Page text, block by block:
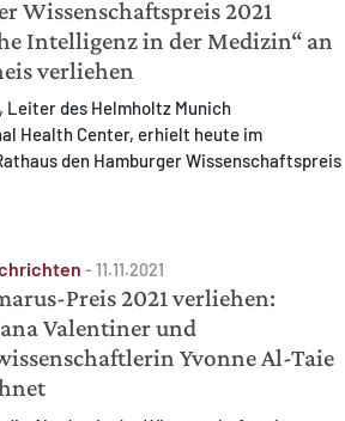
Wissenschaftspreis 2021
Intelligenz in der Medizin“ an
verliehen
Leiter des Helmholtz Munich
Health Center, erhielt heute im
den Hamburger Wissenschaftspreis
- 11.11.2021
Preis 2021 verliehen:
Valentiner und
Yvonne Al-Taie